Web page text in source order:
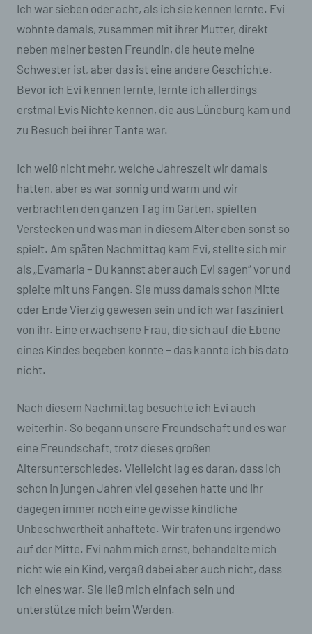
Ich war sieben oder acht, als ich sie kennen lernte. Evi
wohnte damals, zusammen mit ihrer Mutter, direkt
neben meiner besten Freundin, die heute meine
Schwester ist, aber das ist eine andere Geschichte.
Bevor ich Evi kennen lernte, lernte ich allerdings
erstmal Evis Nichte kennen, die aus Lüneburg kam und
zu Besuch bei ihrer Tante war.
Ich weiß nicht mehr, welche Jahreszeit wir damals
hatten, aber es war sonnig und warm und wir
verbrachten den ganzen Tag im Garten, spielten
Verstecken und was man in diesem Alter eben sonst so
spielt. Am späten Nachmittag kam Evi, stellte sich mir
als „Evamaria – Du kannst aber auch Evi sagen“ vor und
spielte mit uns Fangen. Sie muss damals schon Mitte
oder Ende Vierzig gewesen sein und ich war fasziniert
von ihr. Eine erwachsene Frau, die sich auf die Ebene
eines Kindes begeben konnte – das kannte ich bis dato
nicht.
Nach diesem Nachmittag besuchte ich Evi auch
weiterhin. So begann unsere Freundschaft und es war
eine Freundschaft, trotz dieses großen
Altersunterschiedes. Vielleicht lag es daran, dass ich
schon in jungen Jahren viel gesehen hatte und ihr
dagegen immer noch eine gewisse kindliche
Unbeschwertheit anhaftete. Wir trafen uns irgendwo
auf der Mitte. Evi nahm mich ernst, behandelte mich
nicht wie ein Kind, vergaß dabei aber auch nicht, dass
ich eines war. Sie ließ mich einfach sein und
unterstütze mich beim Werden.
Die Internetseiten verwenden teilweise so
genannte Cookies, LocalStorage und
SessionStorage. Dies dient dazu, unser Angebot
nutzerfreundlicher, effektiver und sicherer zu
machen. Local Storage und SessionStorage ist
eine Technologie, mit welcher ihr Browser Daten
auf Ihrem Computer oder mobilen Gerät
Computersystem abgelegt und gespeichert
werden. Sie können die Verwendung von Cookies,
LocalStorage und SessionStorage durch
entsprechende Einstellung in Ihrem Browser
verhindern.
Cookies. Viele Cookies enthalten eine sogenannte
Cookie-ID. Eine Cookie-ID ist eine eindeutige
Zeichenfolge, durch welche Internetseiten und
Server dem konkreten Internetbrowser zugeordnet
werden können, in dem das Cookie gespeichert
wurde. Dies ermöglicht es den besuchten
Internetseiten und Servern, den individuellen
zu unterscheiden. Ein bestimmter Internetbrowser
kann über die eindeutige Cookie-ID wiedererkannt
und identifiziert werden.
Durch den Einsatz von Cookies kann den Nutzern
dieser Internetseite nutzerfreundlichere Services
möglich wären.
Mittels eines Cookies können die Informationen
des Benutzers optimiert werden. Cookies
ermöglichen uns, wie bereits erwähnt, die
Zweck dieser Wiedererkennung ist es, den